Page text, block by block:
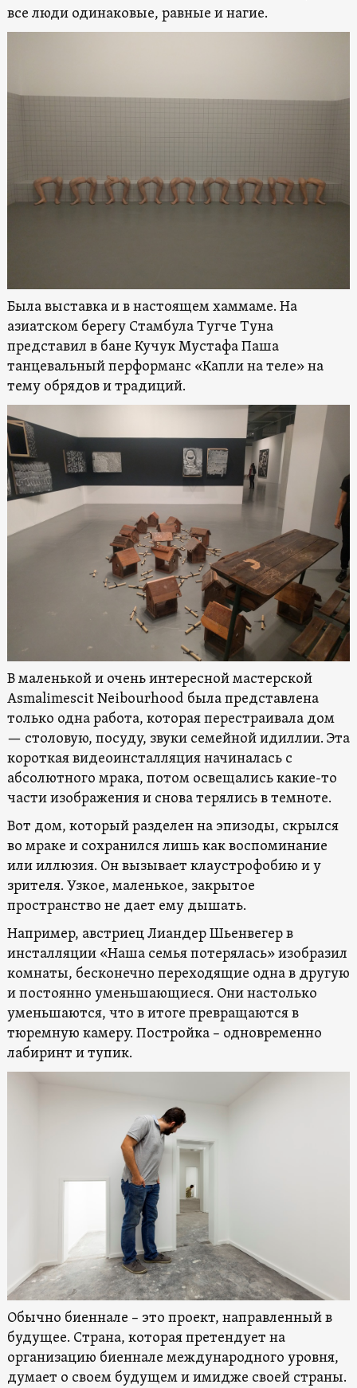
все люди одинаковые, равные и нагие.
Была выставка и в настоящем хаммаме. На
азиатском берегу Стамбула Тугче Туна
представил в бане Кучук Мустафа Паша
танцевальный перформанс «Капли на теле» на
тему обрядов и традиций.
В маленькой и очень интересной мастерской
Asmalimescit Neibourhood была представлена
только одна работа, которая перестраивала дом
— столовую, посуду, звуки семейной идиллии. Эта
короткая видеоинсталляция начиналась с
абсолютного мрака, потом освещались какие-то
части изображения и снова терялись в темноте.
Вот дом, который разделен на эпизоды, скрылся
во мраке и сохранился лишь как воспоминание
или иллюзия. Он вызывает клаустрофобию и у
зрителя. Узкое, маленькое, закрытое
пространство не дает ему дышать.
Например, австриец Лиандер Шьенвегер в
инсталляции «Наша семья потерялась» изобразил
комнаты, бесконечно переходящие одна в другую
и постоянно уменьшающиеся. Они настолько
уменьшаются, что в итоге превращаются в
тюремную камеру. Постройка – одновременно
лабиринт и тупик.
Обычно биеннале – это проект, направленный в
будущее. Страна, которая претендует на
организацию биеннале международного уровня,
думает о своем будущем и имидже своей страны.